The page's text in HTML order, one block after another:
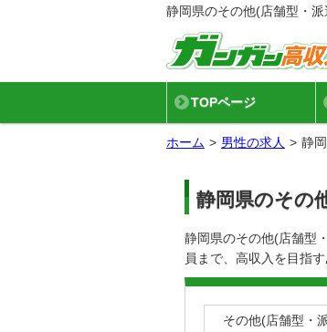
静岡県のその他(店舗型・
TOPページ
ホーム 男性の求人 静
静岡県のその
静岡県のその他(店舗型
員まで、高収入を目指
その他(店舗型・